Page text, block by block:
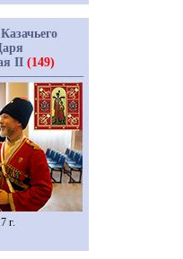
II (149)
г.